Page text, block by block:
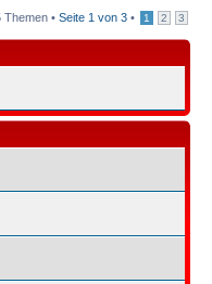
Themen • Seite 1 von 3 • 1 2 3